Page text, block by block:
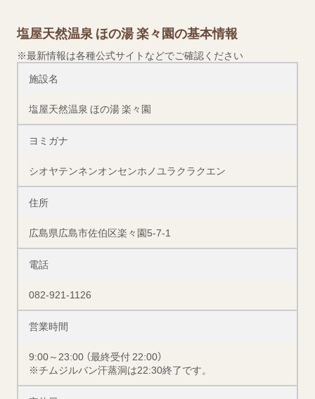
塩屋天然温泉 ほの湯 楽々園の基本情報
※最新情報は各種公式サイトなどでご確認ください
施設名
塩屋天然温泉 ほの湯 楽々園
ヨミガナ
シオヤテンネンオンセンホノユラクラクエン
住所
広島県広島市佐伯区楽々園5-7-1
電話
082-921-1126
営業時間
9:00～23:00 （最終受付 22:00）
※チムジルバン汗蒸洞は22:30終了です。